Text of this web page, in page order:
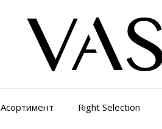
Асортимент Right Selection